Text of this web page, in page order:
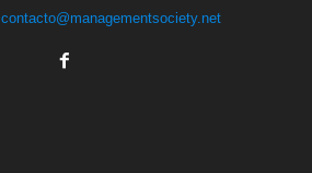
contacto@managementsociety.net